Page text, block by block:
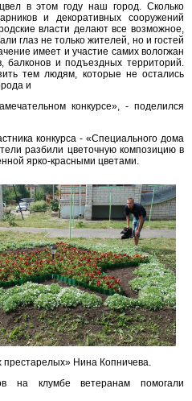
в этом году наш город. Сколько
и декоративных сооружений
власти делают все возможное,
глаз не только жителей, но и гостей
имеет и участие самих вологжан
балконов и подъездных территорий.
тем людям, которые не остались
и
конкурсе», - поделился
конкурса - «Специального дома
разбили цветочную композицию в
ярко-красными цветами.
престарелых» Нина Копничева.
на клумбе ветеранам помогали